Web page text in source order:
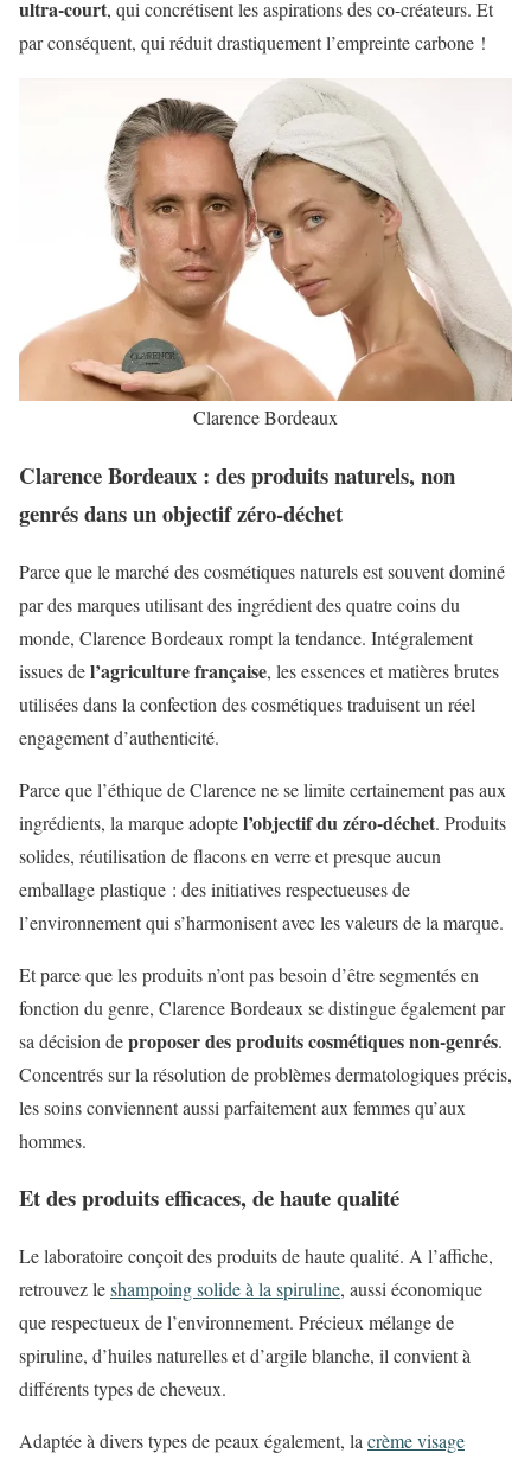
ultra-court, qui concrétisent les aspirations des co-créateurs. Et
par conséquent, qui réduit drastiquement l’empreinte carbone !
Clarence Bordeaux
Clarence Bordeaux : des produits naturels, non
genrés dans un objectif zéro-déchet
Parce que le marché des cosmétiques naturels est souvent dominé
par des marques utilisant des ingrédient des quatre coins du
monde, Clarence Bordeaux rompt la tendance. Intégralement
issues del’agriculture française, les essences et matières brutes
utilisées dans la confection des cosmétiques traduisent un réel
engagement d’authenticité.
Parce que l’éthique de Clarence ne se limite certainement pas aux
ingrédients, la marque adoptel’objectif du zéro-déchet. Produits
solides, réutilisation de flacons en verre et presque aucun
emballage plastique : des initiatives respectueuses de
l’environnement qui s’harmonisent avec les valeurs de la marque.
Et parce que les produits n’ont pas besoin d’être segmentés en
fonction du genre, Clarence Bordeaux se distingue également par
sa décision deproposer des produits cosmétiques non-genrés.
Concentrés sur la résolution de problèmes dermatologiques précis,
les soins conviennent aussi parfaitement aux femmes qu’aux
hommes.
Et des produits efficaces, de haute qualité
Le laboratoire conçoit des produits de haute qualité. A l’affiche,
retrouvez leshampoing solide à la spiruline, aussi économique
que respectueux de l’environnement. Précieux mélange de
spiruline, d’huiles naturelles et d’argile blanche, il convient à
différents types de cheveux.
Adaptée à divers types de peaux également, la crème visage